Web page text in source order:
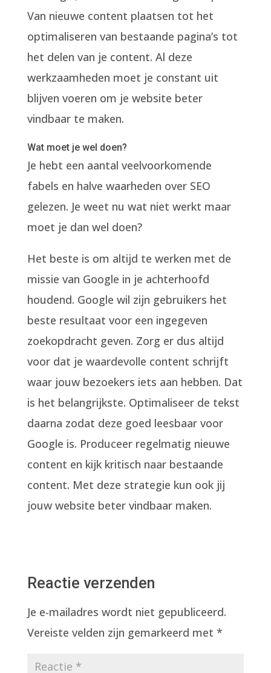
Van nieuwe content plaatsen tot het
optimaliseren van bestaande pagina’s tot
het delen van je content. Al deze
werkzaamheden moet je constant uit
blijven voeren om je website beter
vindbaar te maken.
Wat moet je wel doen?
Je hebt een aantal veelvoorkomende
fabels en halve waarheden over SEO
gelezen. Je weet nu wat niet werkt maar
moet je dan wel doen?
Het beste is om altijd te werken met de
missie van Google in je achterhoofd
houdend. Google wil zijn gebruikers het
beste resultaat voor een ingegeven
zoekopdracht geven. Zorg er dus altijd
voor dat je waardevolle content schrijft
waar jouw bezoekers iets aan hebben. Dat
is het belangrijkste. Optimaliseer de tekst
daarna zodat deze goed leesbaar voor
Google is. Produceer regelmatig nieuwe
content en kijk kritisch naar bestaande
content. Met deze strategie kun ook jij
jouw website beter vindbaar maken.
Reactie verzenden
Je e-mailadres wordt niet gepubliceerd.
Vereiste velden zijn gemarkeerd met *